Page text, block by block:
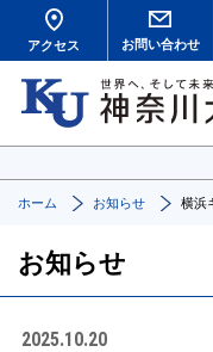
アクセス お問い合わせ
ホーム お知らせ 横浜
お知らせ
2025.10.20